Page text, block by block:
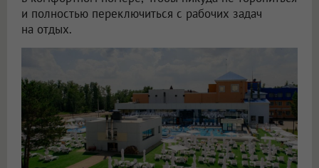
и полностью переключиться с рабочих задач
на отдых.